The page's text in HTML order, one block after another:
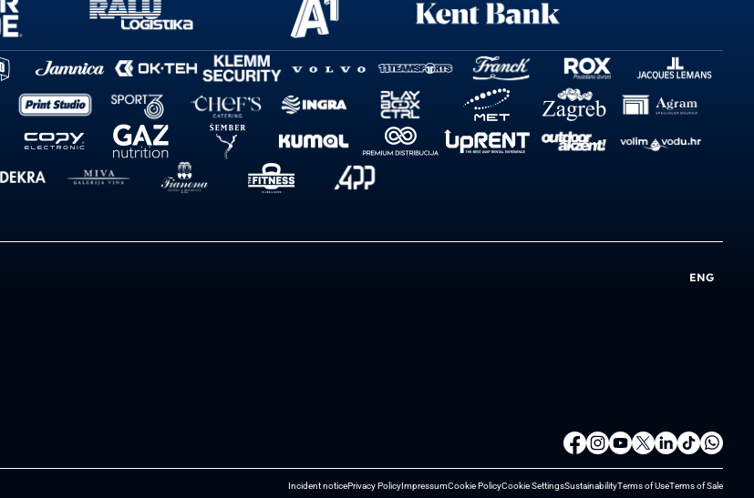
ENG
Incident noticePrivacy PolicyImpressumCookie PolicyCookie SettingsSustainabilityTerms of UseTerms of Sale